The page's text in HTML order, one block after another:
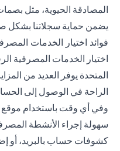
المصادقة الحيوية، مثل
يضمن حماية سجلاتنا بشكل
فوائد اختيار الخدمات
اختيار الخدمات المصرفية
المتحدة يوفر العديد من
الراحة في الوصول إلى
وفي أي وقت باستخدام موقع
سهولة إجراء الأنشطة
كشوفات حساب بالبريد، أو